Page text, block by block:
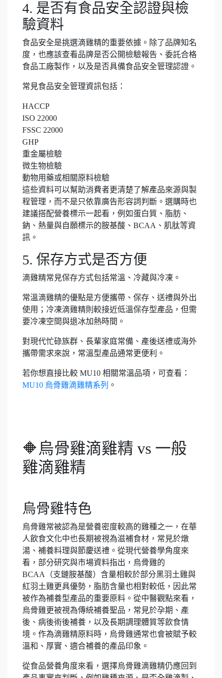
4. 是否有食品安全認證與檢
驗資料
食品安全是挑選滴雞精的重要依據。除了品牌知名
度，也應該查看品牌是否公開檢驗報告、委託合格
食品工廠製作，以及是否具備食品安全管理認證。
常見食品安全管理資訊包括：
HACCP
ISO 22000
FSSC 22000
GHP
重金屬檢驗
微生物檢驗
動物用藥或相關原料檢驗
這些資料可以幫助消費者更清楚了解產品來源與製
程管理，而不是只依靠廣告形容詞判斷。選購時也
建議搭配營養標示一起看，例如蛋白質、脂肪、
鈉、熱量與自願標示的胺基酸、BCAA、肌肽等資
訊。
5. 保存方式是否方便
滴雞精常見保存方式包括常溫、冷藏與冷凍。
常溫滴雞精的優點是方便攜帶、保存、送禮與外出
使用；冷凍滴雞精則較接近低溫保存型產品，但需
要冷凍空間與退冰加熱時間。
對現代忙碌族群、長輩家庭常備、產後送禮或海外
攜帶需求來說，常溫型產品通常更便利。
若你想直接比較 MU10 相關常溫品項，可查看：
MU10 烏骨雞滴雞精系列 。
🔶烏骨雞滴雞精 vs 一般
雞滴雞精
烏骨雞特色
烏骨雞常被認為是營養密度較高的雞種之一，在華
人飲食文化中也長期被視為滋補食材，常見於燉
湯、補養料理與節慶送禮。從現代營養學角度來
看，部分研究與市場資料指出，烏骨雞的
BCAA（支鏈胺基酸）含量相較於部分黑羽土雞與
紅羽土雞更具優勢，脂肪含量也相對較低，因此常
被作為補養型產品的重要原料。從中醫觀點來看，
烏骨雞更被視為傳統補養聖品，常見於孕期、產
後、病後術後補養，以及長期調理體質等飲食情
境。作為滴雞精原料時，烏骨雞通常也會被賦予較
溫和、厚實、適合補養的產品印象。
從食品營養角度來看，選擇烏骨雞滴雞精仍應回到